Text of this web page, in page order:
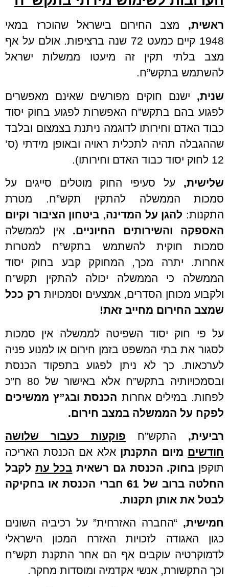
ראשית, מצב החירום בישראל שהוכרז במאי
1948 קיים כמעט 72 שנה ברציפות. אולם על אף
מצב בלתי תקין זה מיעטו ממשלות ישראל
להשתמש בתקש”ח.
שנית, ישנם חוקים מפורשים שאינם מאפשרים
לפגוע בהם בתקש”ח האפשרות לפגוע בחוק יסוד
כבוד האדם וחירותו לדוגמה ניתנת בצמצום ובלבד
שההגבלה תהיה לתכלית ראויה ובאופן מידתי (ס’
12 לחוק יסוד כבוד האדם וחירותו).
שלישית, על סעיפי החוק מוטלים סייגים על
סמכות הממשלה להתקין תקש”ח. מטרת
התקנות: להגן על המדינה, ביטחון הציבור וקיום
האספקה והשירותים החיוניים.אין לממשלה
סמכות חוקית להשתמש בתקש”ח למטרות
אחרות. יתרה מכך, המחוקק קבע בחוק יסוד
הממשלה כי הממשלה יכולה להתקין תקש”ח
ולקבוע מכוחן הסדרים, אמצעים וסמכויות רק ככל
שמצב החירום מחייב זאת!
על פי חוק יסוד השפיטה לממשלה אין סמכות
לסגור את בתי המשפט בזמן חירום או למנוע פניה
לערכאות. כך לא ניתן לפגוע בתפקוד הכנסת
ובסמכויותיה בתקש”ח אלא באישור של 80 ח”כ
לפחות. במילים אחרות הכנסת ובג”ץ ממשיכים
לפקח על הממשלה במצב חירום.
רביעית, התקש”ח פוקעות כעבור שלושה
חודשים מיום התקנתן אלא אם הכנסת האריכה
תוקפן בחוק. הכנסת גם רשאית בכל עת לקבל
החלטה ברוב של 61 חברי הכנסת או בחקיקה
לבטל את אותן תקנות.
חמישית, “החברה האזרחית” על רכיביה השונים
כגון האגודה לזכויות האזרח המכון הישראלי
לדמוקרטיה עוקבים אף הם אחר התקנת תקש”ח
וכך התקשורת, אנשי אקדמיה ומוסדות מחקר.